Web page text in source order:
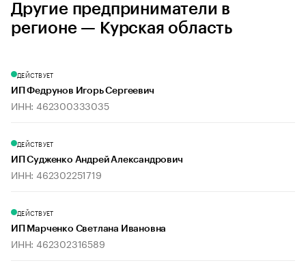
Другие предприниматели в
регионе — Курская область
ДЕЙСТВУЕТ
ИП Федрунов Игорь Сергеевич
ИНН: 462300333035
ДЕЙСТВУЕТ
ИП Судженко Андрей Александрович
ИНН: 462302251719
ДЕЙСТВУЕТ
ИП Марченко Светлана Ивановна
ИНН: 462302316589